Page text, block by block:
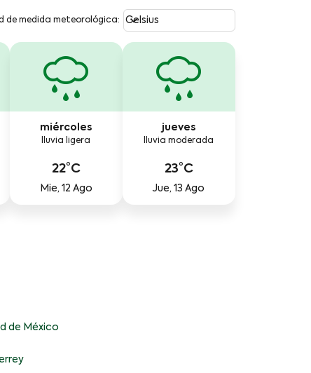
de medida meteorológica: Weather unit option Celsius
Celsius
keyboard_arrow_down
miércoles
lluvia ligera
22°C
Mie, 12 Ago
jueves
lluvia moderada
23°C
Jue, 13 Ago
de México